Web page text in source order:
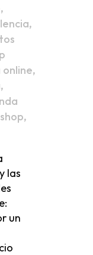
,
,
,
,
,
las
un